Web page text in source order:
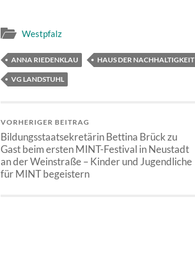
Westpfalz
ANNA RIEDENKLAU HAUS DER NACHHALTIGKEIT
VG LANDSTUHL
VORHERIGER BEITRAG
Bildungsstaatsekretärin Bettina Brück zu
Gast beim ersten MINT-Festival in Neustadt
an der Weinstraße – Kinder und Jugendliche
für MINT begeistern